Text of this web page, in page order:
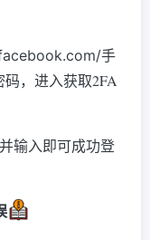
手
，进入获取2FA
输入即可成功登